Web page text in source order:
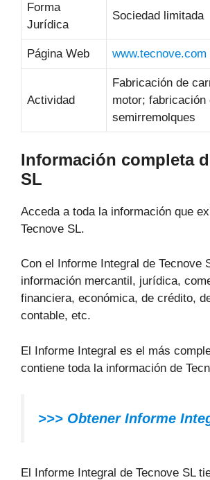
Forma
Jurídica
Sociedad limitada
Página Web www.tecnove.com
Actividad
Fabricación de
motor; fabricación
semirremolques
Información completa
SL
Acceda a toda la información que
Tecnove SL.
Con el Informe Integral de Tecnove
información mercantil, jurídica,
financiera, económica, de crédito,
contable, etc.
El Informe Integral es el más
contiene toda la información de
>>> Obtener Informe
El Informe Integral de Tecnove SL